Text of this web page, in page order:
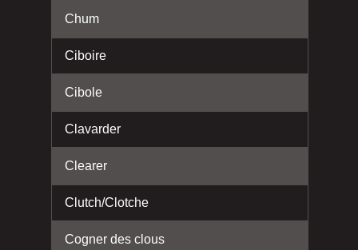
Chum
Ciboire
Cibole
Clavarder
Clearer
Clutch/Clotche
Cogner des clous